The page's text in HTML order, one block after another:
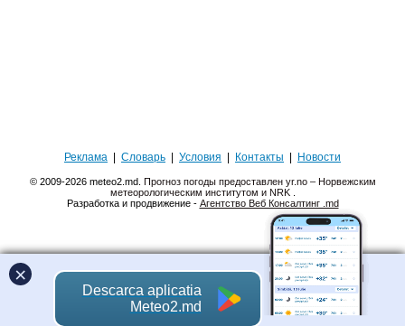
Реклама Словарь Условия Контакты Новости
© 2009-2026 meteo2.md. Прогноз погоды предоставлен yr.no – Норвежским
метеорологическим институтом и NRK
Разработка и продвижение - Агентство Веб Консалтинг .md
×
Descarca aplicatia
Meteo2.md